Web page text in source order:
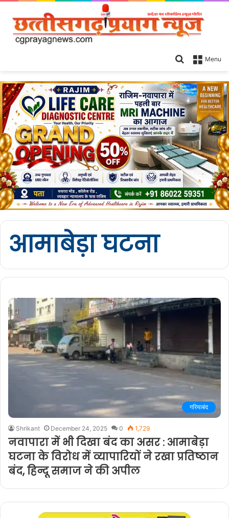
Menu
Search
आमाबेड़ा घटना
गरियाबंद
Shrikant December 24, 2025 0 1,729
नवापारा में भी दिखा बंद का असर : आमाबेड़ा
घटना के विरोध में व्यापारियों ने रखा प्रतिष्ठान
बंद, हिन्दू समाज ने की अपील